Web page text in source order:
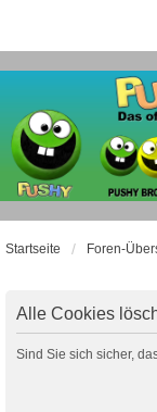
Startseite Foren-
Alle Cookies
Sind Sie sich sicher,